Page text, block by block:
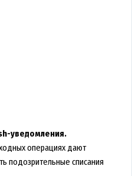
уведомления.
операциях дают
подозрительные списания